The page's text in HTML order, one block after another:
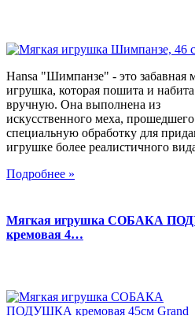
Hansa "Шимпанзе" - это забавная
игрушка, которая пошита и набита
вручную. Она выполнена из
искусственного меха, прошедшего
специальную обработку для
игрушке более реалистичного
Подробнее »
Мягкая игрушка СОБАКА
кремовая 4…